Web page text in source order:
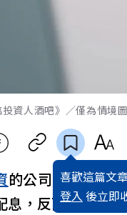
投資人酒吧》／僅為情境
喜歡這篇文
登入 後立即
的公司業績不錯
息，反而將資金